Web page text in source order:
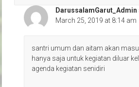
DarussalamGarut_Admin
March 25, 2019 at 8:14 am
santri umum dan aitam akan
hanya saja untuk kegiatan diluar
agenda kegiatan senidiri